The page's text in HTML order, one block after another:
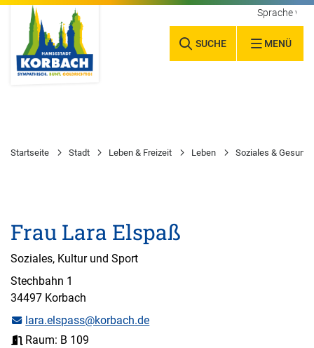
SUCHE MENÜ
Sprache
Startseite Stadt Leben & Freizeit Leben Soziales &
Frau Lara Elspaß
Soziales, Kultur und Sport
Stechbahn 1
34497 Korbach
lara.elspass@korbach.de
Raum: B 109